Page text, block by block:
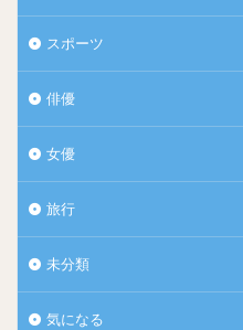
スポーツ
俳優
女優
旅行
未分類
気になる